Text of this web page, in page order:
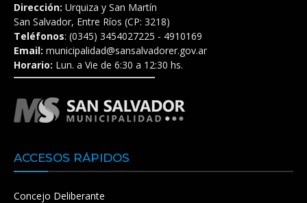
Dirección: Urquiza y San Martín
San Salvador, Entre Ríos (CP: 3218)
Teléfonos: (0345) 3454027225 - 4910169
Email: municipalidad@sansalvadorer.gov.ar
Horario: Lun. a Vie de 6:30 a 12:30 hs.
ACCESOS RÁPIDOS
Concejo Deliberante